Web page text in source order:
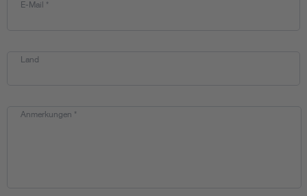
Electromobility
E-Mail *
Land
Anmerkungen *